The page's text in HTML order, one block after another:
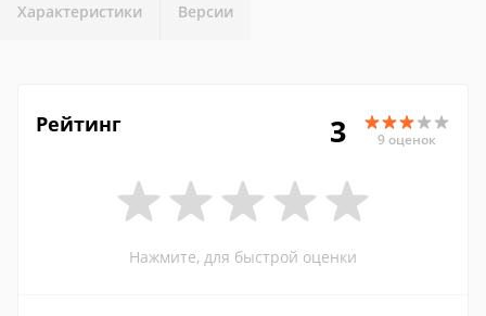
Характеристики Версии
Рейтинг 3 9 оценок
Нажмите, для быстрой оценки